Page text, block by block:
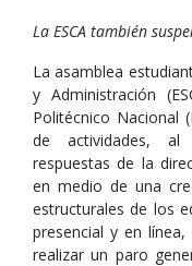
La ESCA también
La asamblea
y Administración
Politécnico Nacional
de actividades, al
respuestas de la
en medio de una
estructurales de los
presencial y en
realizar un paro